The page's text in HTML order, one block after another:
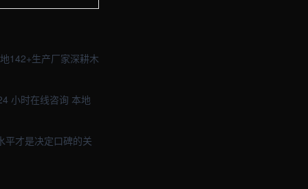
142+生产厂家深耕木
小时在线咨询 本地
平才是决定口碑的关